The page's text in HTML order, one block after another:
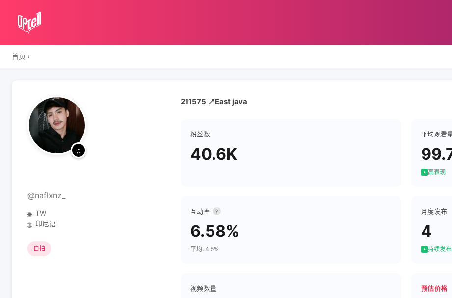
首页 ›
@naflxnz_
🌐 TW
🌐 印尼语
自拍
211575 📍East java
粉丝数
40.6K
平均观看
高表现
互动率 ?
6.58%
平均: 4.5%
月度发布
4
持续发布
视频数量 预估价格